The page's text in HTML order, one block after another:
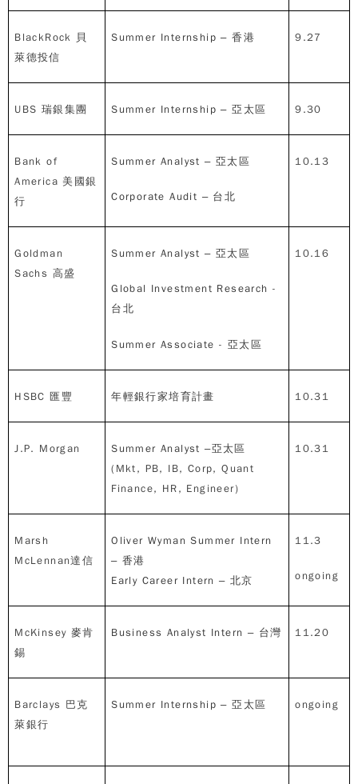
BlackRock 貝
萊德投信
Summer Internship –香港 9.27
UBS 瑞銀集團 Summer Internship –亞太區 9.30
Bank of
America 美國銀
行
Summer Analyst – 亞太區
Corporate Audit – 台北
10.13
Goldman
Sachs 高盛
Summer Analyst – 亞太區
Global Investment Research -
台北
Summer Associate - 亞太區
10.16
HSBC匯豐 年輕銀行家培育計畫 10.31
J.P. Morgan Summer Analyst –亞太區
(Mkt, PB, IB, Corp, Quant
Finance, HR, Engineer)
10.31
Marsh
McLennan達信
Oliver Wyman Summer Intern
– 香港
Early Career Intern – 北京
11.3
ongoing
McKinsey 麥肯
錫
Business Analyst Intern – 台灣 11.20
Barclays 巴克
萊銀行
Summer Internship –亞太區 ongoing